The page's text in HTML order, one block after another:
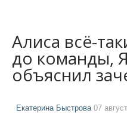
Алиса всё-
до команды,
объяснил
Екатерина Быстрова 07